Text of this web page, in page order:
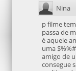
Nina
p filme
passa de
é aquele
uma
amigo de
consegue